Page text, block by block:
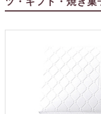
子育て卒業証書
クロックギフト
ペーパーアイテム
DIY用品